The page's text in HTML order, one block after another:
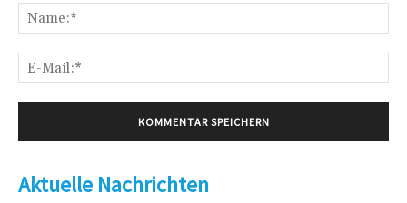
Aktuelle Nachrichten